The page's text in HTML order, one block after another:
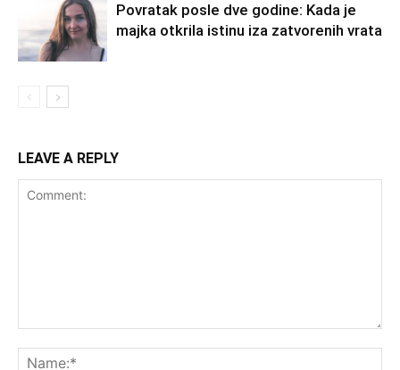
Povratak posle dve godine: Kada je
majka otkrila istinu iza zatvorenih vrata
LEAVE A REPLY